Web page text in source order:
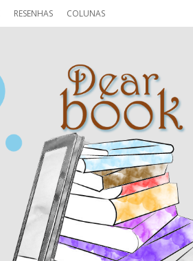
RESENHAS COLUNAS